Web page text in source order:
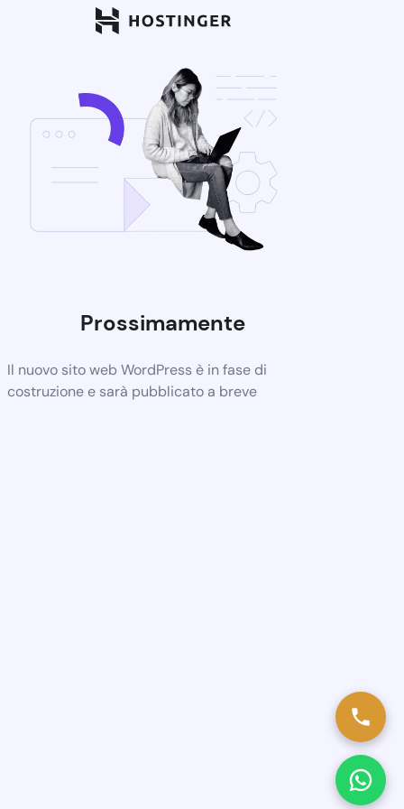
Prossimamente
Il nuovo sito web WordPress è in fase di
costruzione e sarà pubblicato a breve